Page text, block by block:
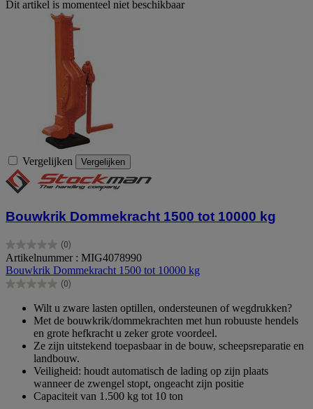
Dit artikel is momenteel niet beschikbaar
Vergelijken Vergelijken
Bouwkrik Dommekracht 1500 tot 10000 kg
(0)
0.0
van
de
5
Artikelnummer : MIG4078990
Bouwkrik Dommekracht 1500 tot 10000 kg
(0)
0.0
sterren.
Wilt u zware lasten optillen, ondersteunen of wegdrukken?
Met de bouwkrik/dommekrachten met hun robuuste hendels
en grote hefkracht u zeker grote voordeel.
Ze zijn uitstekend toepasbaar in de bouw, scheepsreparatie en
landbouw.
Veiligheid: houdt automatisch de lading op zijn plaats
wanneer de zwengel stopt, ongeacht zijn positie
Capaciteit van 1.500 kg tot 10 ton